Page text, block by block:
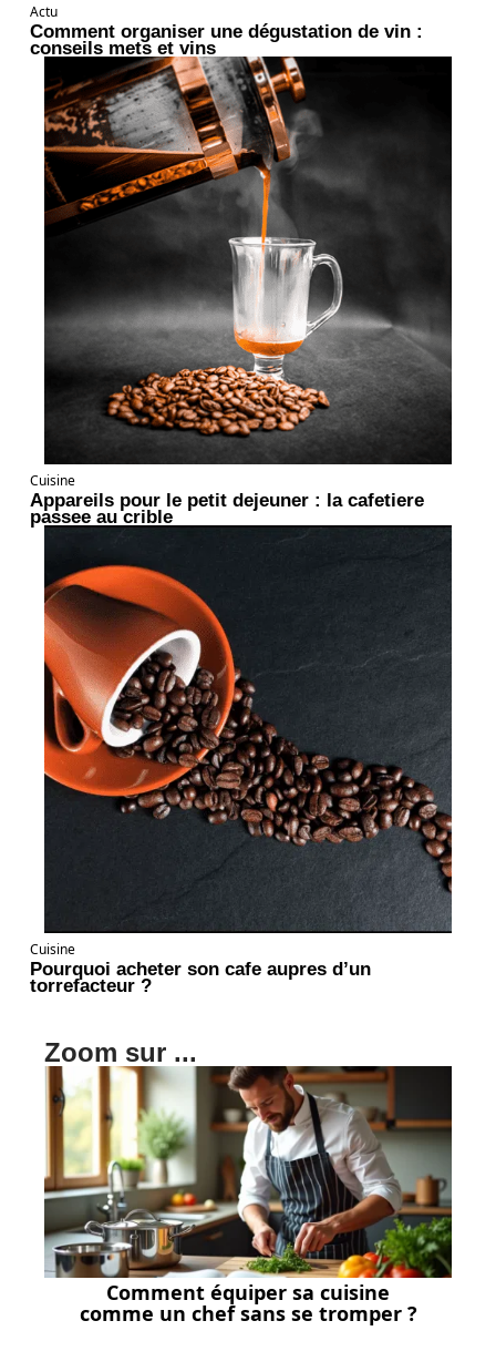
Actu
Comment organiser une dégustation de vin :
conseils mets et vins
Cuisine
Appareils pour le petit dejeuner : la cafetiere
passee au crible
Cuisine
Pourquoi acheter son cafe aupres d’un
torrefacteur ?
Zoom sur ...
Comment équiper sa cuisine
comme un chef sans se tromper ?